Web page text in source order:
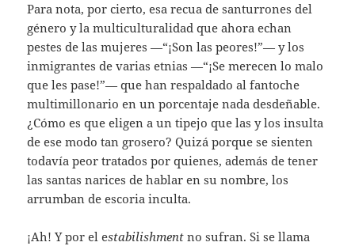
Para nota, por cierto, esa recua de santurrones del
género y la multiculturalidad que ahora echan
pestes de las mujeres —“¡Son las peores!”— y los
inmigrantes de varias etnias —“¡Se merecen lo malo
que les pase!”— que han respaldado al fantoche
multimillonario en un porcentaje nada desdeñable.
¿Cómo es que eligen a un tipejo que las y los insulta
de ese modo tan grosero? Quizá porque se sienten
todavía peor tratados por quienes, además de tener
las santas narices de hablar en su nombre, los
arrumban de escoria inculta.
¡Ah! Y por el estabilishment no sufran. Si se llama